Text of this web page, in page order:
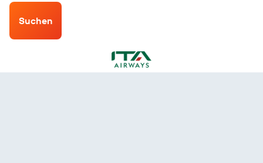
Suchen